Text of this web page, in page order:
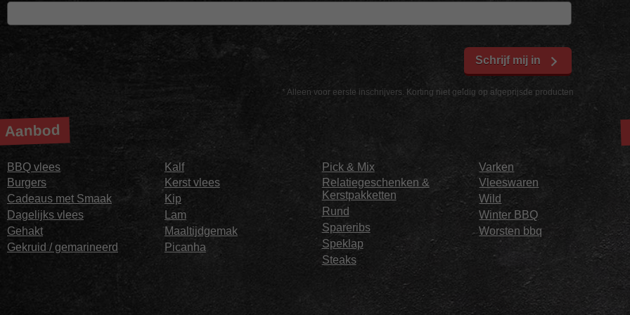
* Alleen voor eerste inschrijvers. Korting niet geldig op afgeprijsde producten
Schrijf mij in
Aanbod
BBQ vlees
Burgers
Cadeaus met Smaak
Dagelijks vlees
Gehakt
Gekruid / gemarineerd
Kalf
Kerst vlees
Kip
Lam
Maaltijdgemak
Picanha
Pick & Mix
Relatiegeschenken &
Kerstpakketten
Rund
Spareribs
Speklap
Steaks
Varken
Vleeswaren
Wild
Winter BBQ
Worsten bbq